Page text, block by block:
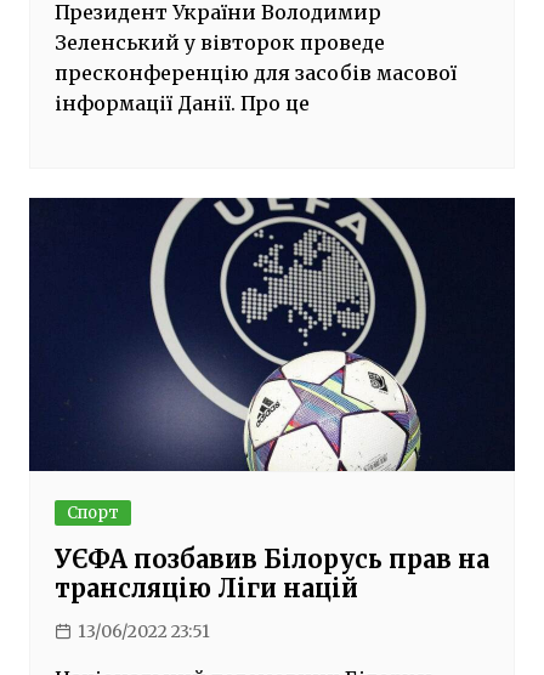
Президент України Володимир
Зеленський у вівторок проведе
пресконференцію для засобів масової
інформації Данії. Про це
Спорт
УЄФА позбавив Білорусь прав на
трансляцію Ліги націй
13/06/2022 23:51